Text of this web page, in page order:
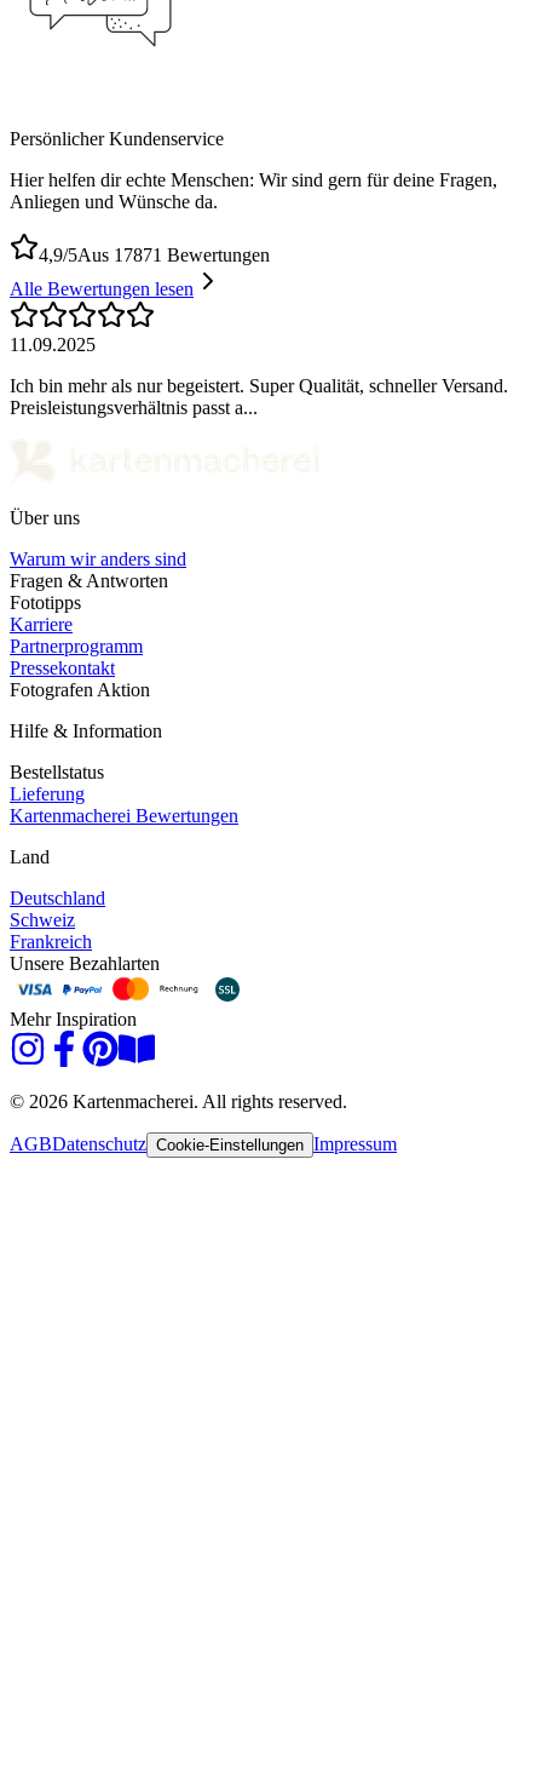
Persönlicher Kundenservice
Hier helfen dir echte Menschen: Wir sind gern für deine Fragen,
Anliegen und Wünsche da.
4,9/5Aus 17871 Bewertungen
Alle Bewertungen lesen
11.09.2025
Ich bin mehr als nur begeistert. Super Qualität, schneller Versand.
Preisleistungsverhältnis passt a...
Über uns
Warum wir anders sind
Fragen & Antworten
Fototipps
Karriere
Partnerprogramm
Pressekontakt
Fotografen Aktion
Hilfe & Information
Bestellstatus
Lieferung
Kartenmacherei Bewertungen
Land
Deutschland
Schweiz
Frankreich
Unsere Bezahlarten
Mehr Inspiration
© 2026 Kartenmacherei. All rights reserved.
AGBDatenschutz Cookie-Einstellungen Impressum